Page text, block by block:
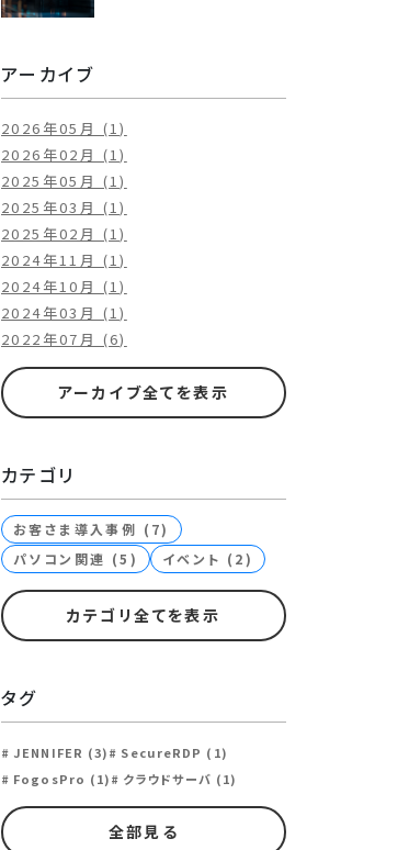
アーカイブ
2026年05月 (1)
2026年02月 (1)
2025年05月 (1)
2025年03月 (1)
2025年02月 (1)
2024年11月 (1)
2024年10月 (1)
2024年03月 (1)
2022年07月 (6)
アーカイブ全てを表示
カテゴリ
お客さま導入事例 (7)
パソコン関連 (5)
イベント (2)
カテゴリ全てを表示
タグ
JENNIFER (3)
SecureRDP (1)
FogosPro (1)
クラウドサーバ (1)
全部見る